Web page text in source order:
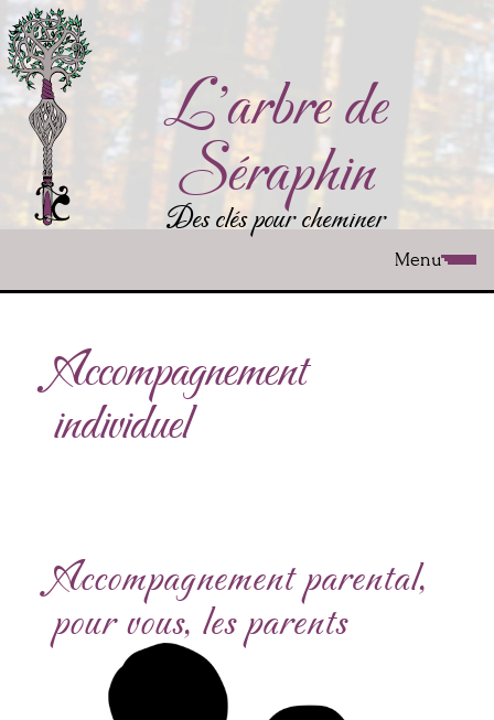
Aller
au
contenu
principal
L'arbre de
Séraphin
Des clés pour cheminer
Menu
Accompagnement
individuel
Accompagnement parental,
pour vous, les parents